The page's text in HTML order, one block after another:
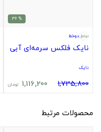
% 36
دوخط
نایک فلکس سرمه‌ای آبی
نایک
1,735,800
1,116,200 تومان
محصولات مرتبط